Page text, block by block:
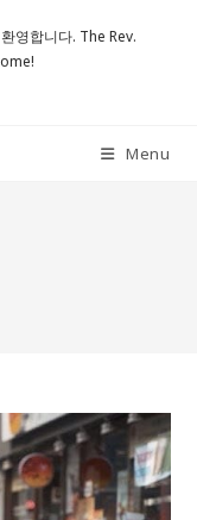
영합니다. The Rev.
Menu